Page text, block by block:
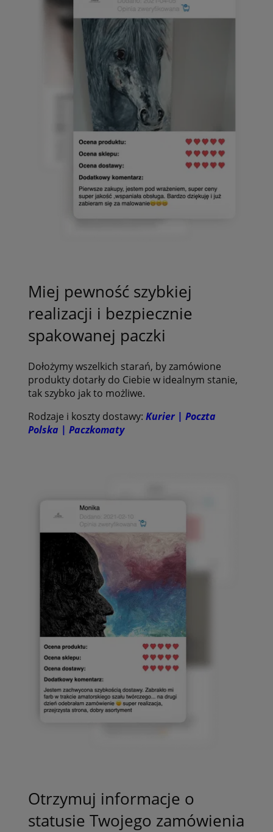
Miej pewność szybkiej
realizacji i bezpiecznie
spakowanej paczki
Dołożymy wszelkich starań, by zamówione
produkty dotarły do Ciebie w idealnym stanie,
tak szybko jak to możliwe.
Rodzaje i koszty dostawy: Kurier | Poczta
Polska | Paczkomaty
Otrzymuj informacje o
statusie Twojego zamówienia